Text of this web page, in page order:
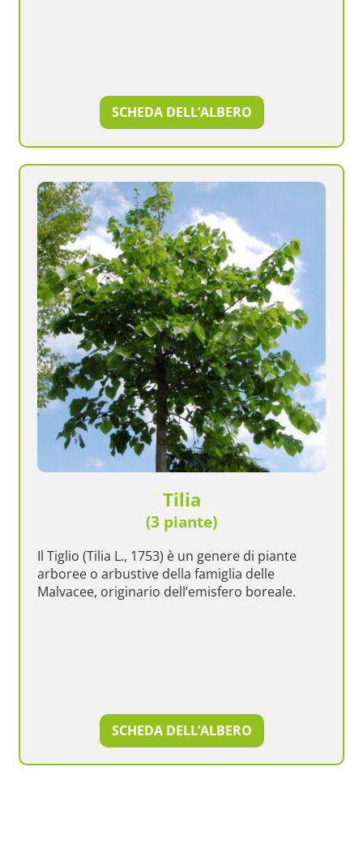
SCHEDA DELL’ALBERO
Tilia
(3 piante)
Il Tiglio (Tilia L., 1753) è un genere di piante
arboree o arbustive della famiglia delle
Malvacee, originario dell’emisfero boreale.
SCHEDA DELL’ALBERO